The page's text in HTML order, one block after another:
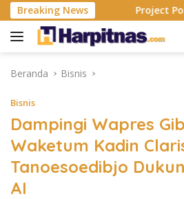
Langsung
ke
konten
Breaking News
Rossa Project Pop
Beranda Bisnis
Bisnis
Dampingi Wapres
Waketum Kadin
Tanoesoedibjo
AI